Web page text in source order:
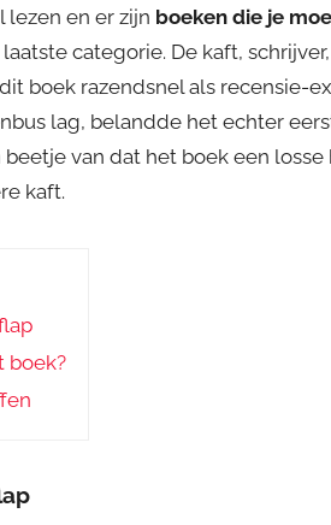
lezen en er zijn boeken die je
categorie. De kaft,
boek razendsnel als recensie-
lag, belandde het echter
van dat het boek een losse
kaft.
boek?